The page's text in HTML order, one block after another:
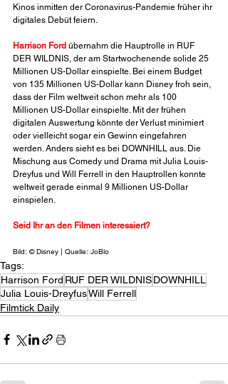
Kinos inmitten der Coronavirus-Pandemie früher ihr
digitales Debüt feiern.
Harrison Ford übernahm die Hauptrolle in RUF
DER WILDNIS, der am Startwochenende solide 25
Millionen US-Dollar einspielte. Bei einem Budget
von 135 Millionen US-Dollar kann Disney froh sein,
dass der Film weltweit schon mehr als 100
Millionen US-Dollar einspielte. Mit der frühen
digitalen Auswertung könnte der Verlust minimiert
oder vielleicht sogar ein Gewinn eingefahren
werden. Anders sieht es bei DOWNHILL aus. Die
Mischung aus Comedy und Drama mit Julia Louis-
Dreyfus und Will Ferrell in den Hauptrollen konnte
weltweit gerade einmal 9 Millionen US-Dollar
einspielen.
Seid Ihr an den Filmen interessiert?
Bild: © Disney | Quelle: JoBlo
Tags:
Harrison Ford RUF DER WILDNISDOWNHILL
Julia Louis-DreyfusWill Ferrell
Filmtick Daily